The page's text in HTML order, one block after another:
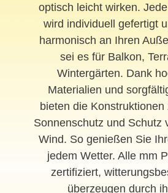
optisch leicht wirken.
wird individuell gefertigt
harmonisch an Ihren
sei es für Balkon,
Wintergärten. Dank
Materialien und
bieten die Konstruktionen
Sonnenschutz und Schutz
Wind. So genießen Sie
jedem Wetter. Alle mm
zertifiziert,
überzeugen durch